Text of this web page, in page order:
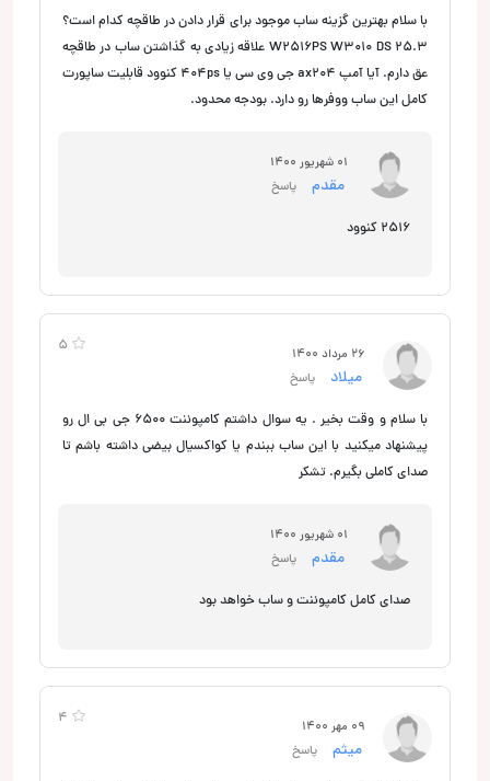
با سلام بهترین گزینه ساب موجود برای قرار دادن در طاقچه کدام است؟
W2516PS W3010 DS 25.3 علاقه زیادی به گذاشتن ساب در طاقچه
عق دارم. آیا آمپ ax204 جی وی سی یا 404ps کنوود قابلیت ساپورت
کامل این ساب ووفرها رو دارد. بودجه محدود.
01 شهریور 1400
مقدم پاسخ
2516 کنوود
5 26 مرداد 1400
میلاد پاسخ
با سلام و وقت بخیر . یه سوال داشتم کامپوننت 6500 جی بی ال رو
پیشنهاد میکنید با این ساب ببندم یا کواکسیال بیضی داشته باشم تا
صدای کاملی بگیرم. تشکر
01 شهریور 1400
مقدم پاسخ
صدای کامل کامپوننت و ساب خواهد بود
4 09 مهر 1400
میثم پاسخ